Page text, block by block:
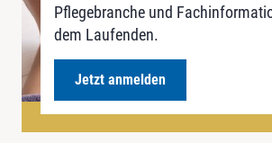
Pflegebranche und
dem Laufenden.
Jetzt anmelden